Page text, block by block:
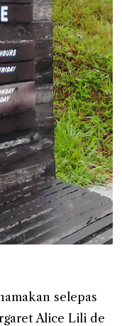
selepas
Alice Lili de